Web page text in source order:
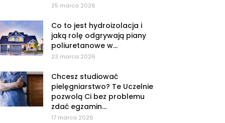
25 marca 2026
Co to jest hydroizolacja i
jaką rolę odgrywają piany
poliuretanowe w...
23 marca 2026
Chcesz studiować
pielęgniarstwo? Te Uczelnie
pozwolą Ci bez problemu
zdać egzamin...
17 marca 2026